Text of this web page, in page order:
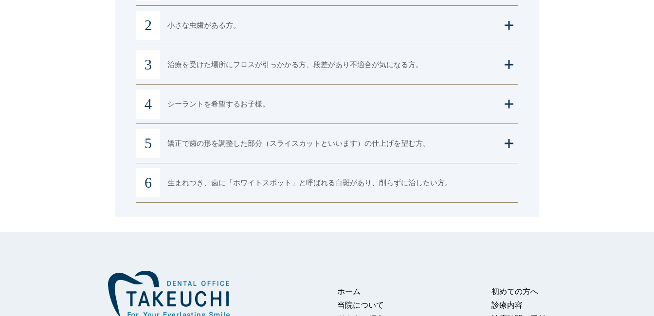
小さな虫歯がある方。
治療を受けた場所にフロスが引っかかる方、段差があり不適合が気になる方。
シーラントを希望するお子様。
矯正で歯の形を調整した部分（スライスカットといいます）の仕上げを望む方。
生まれつき、歯に「ホワイトスポット」と呼ばれる白斑があり、削らずに治したい方。
ホーム
当院について
初めての⽅へ
診療内容